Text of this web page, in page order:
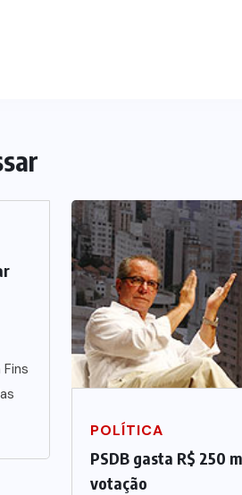
POLÍTICA
PSDB gasta R$ 250
votação